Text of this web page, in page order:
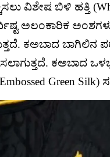
ವಿಶೇಷ ಬಿಳಿ ಹತ್ತಿ
ಅಲಂಕಾರಿಕ
ಕಅಬಾದ ಬಾಗಿಲಿನ
ಕಅಬಾದ
Green